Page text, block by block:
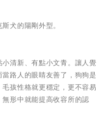
犬的陽剛外型。
清新、有點小文青。讓人覺
路人的眼睛友善了，狗狗是
孩性格就更穩定，更不容易
形中就能提高收容所的認